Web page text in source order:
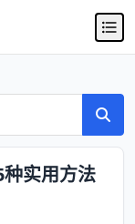
实用方法